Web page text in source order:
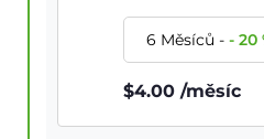
6 Měsíců--20
$4.00 /měsíc